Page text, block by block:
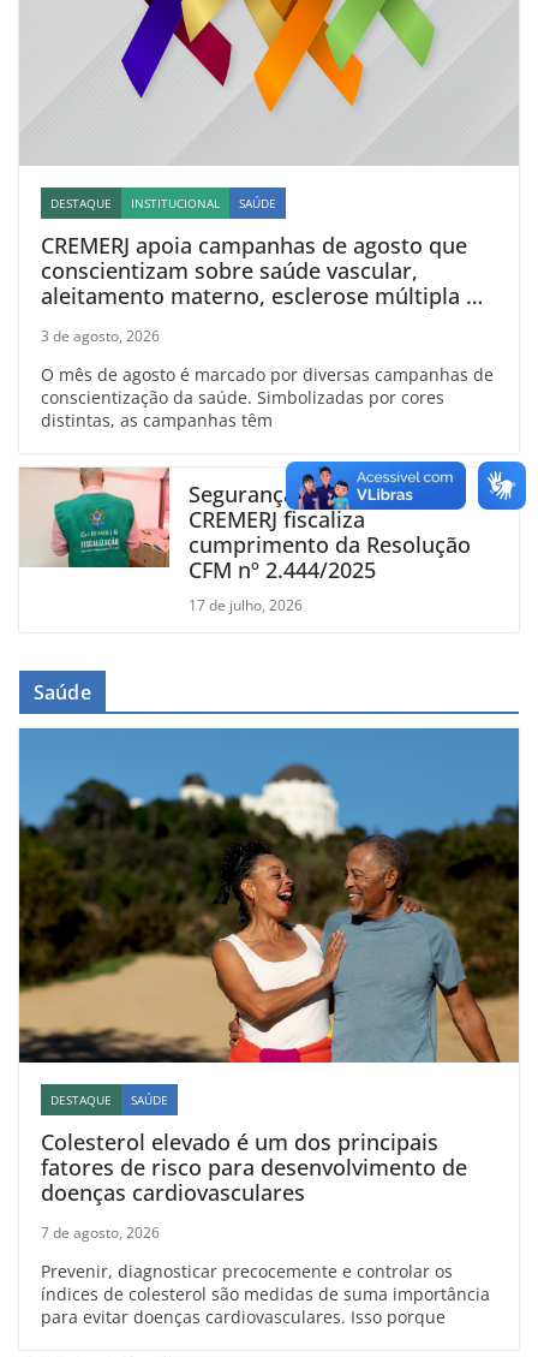
DESTAQUE INSTITUCIONAL SAÚDE
CREMERJ apoia campanhas de agosto que
conscientizam sobre saúde vascular,
aleitamento materno, esclerose múltipla e
3 de agosto, 2026
O mês de agosto é marcado por diversas campanhas de
conscientização da saúde. Simbolizadas por cores
distintas, as campanhas têm
Segurança para médicos:
CREMERJ fiscaliza
cumprimento da Resolução
CFM nº 2.444/2025
17 de julho, 2026
Saúde
DESTAQUE SAÚDE
Colesterol elevado é um dos principais
fatores de risco para desenvolvimento de
doenças cardiovasculares
7 de agosto, 2026
Prevenir, diagnosticar precocemente e controlar os
índices de colesterol são medidas de suma importância
para evitar doenças cardiovasculares. Isso porque